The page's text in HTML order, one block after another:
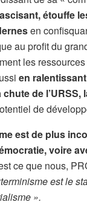
étouffe
en
au profit du
les
en
de l’URSS,
de
est de plus
voire
ce que nous,
est le
».